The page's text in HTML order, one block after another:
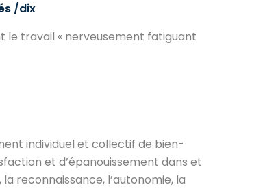
/dix
le travail « nerveusement fatiguant
individuel et collectif de bien-
et d’épanouissement dans et
reconnaissance, l’autonomie, la